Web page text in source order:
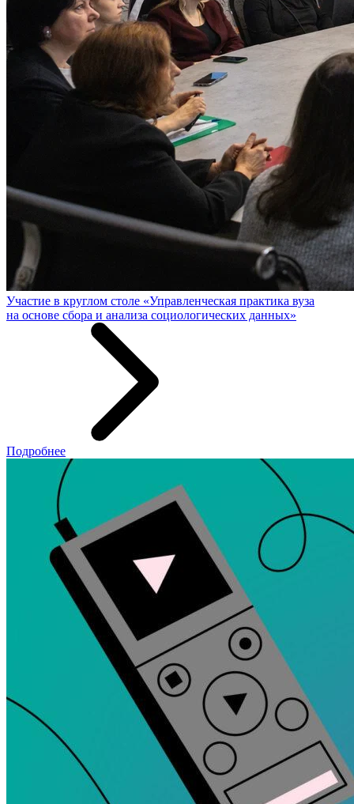
Участие в круглом столе «Управленческая практика вуза
на основе сбора и анализа социологических данных»
Подробнее